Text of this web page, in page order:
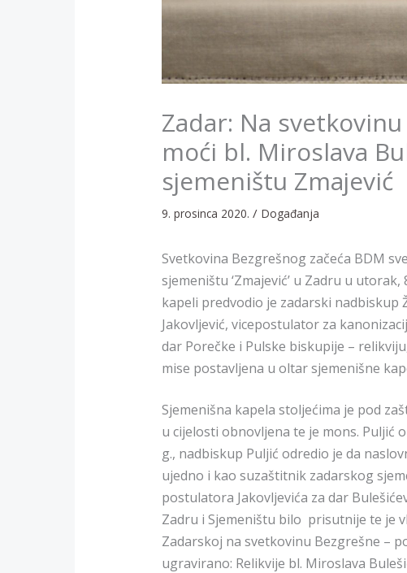
Zadar: Na
moći bl. Miroslava
sjemeništu Zmajević
9. prosinca 2020. / Događanja
Svetkovina Bezgrešnog začeća BDM
sjemeništu ‘Zmajević’ u Zadru u
kapeli predvodio je zadarski nadbiskup
Jakovljević, vicepostulator za
dar Porečke i Pulske biskupije –
mise postavljena u oltar sjemenišne
Sjemenišna kapela stoljećima je pod
u cijelosti obnovljena te je mons. Puljić
g., nadbiskup Puljić odredio je da
ujedno i kao suzaštitnik zadarskog
postulatora Jakovljevića za dar
Zadru i Sjemeništu bilo prisutnije te je
Zadarskoj na svetkovinu Bezgrešne –
ugravirano: Relikvije bl. Miroslava